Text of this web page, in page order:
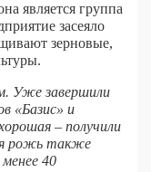
является группа
засеяло
зерновые,
Уже завершили
«Базис» и
– получили
рожь также
40